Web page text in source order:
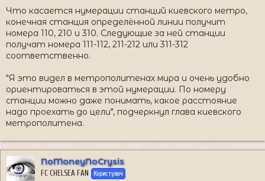
Что касается нумерации станций киевского метро,
конечная станция определённой линии получит
номера 110, 210 и 310. Следующие за ней станции
получат номера 111-112, 211-212 или 311-312
соответственно.
"Я это видел в метрополитенах мира и очень удобно
ориентироваться в этой нумерации. По номеру
станции можно даже понимать, какое расстояние
надо проехать до цели", подчеркнул глава киевского
метрополитена.
NoMoneyNoCrysis
FC CHELSEA FAN Користувач